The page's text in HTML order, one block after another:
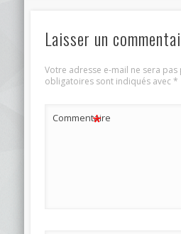
Laisser un
Votre adresse e-mail ne sera pas
obligatoires sont indiqués avec*
Commentaire
*